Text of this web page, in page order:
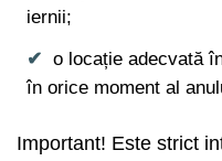
iernii;
o locație adecvată
în orice moment al
Important! Este strict